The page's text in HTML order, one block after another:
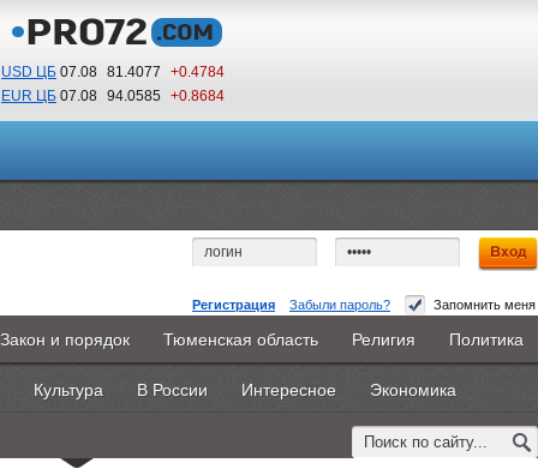
USD ЦБ 07.08 81.4077
+0.4784
EUR ЦБ 07.08 94.0585 +0.8684
19 38
По Гринвичу (GMT +5)
Регистрация Забыли пароль? Запомнить меня
Главная Новости Объявления КНИГИ ВестиNet
Каталоги 9PS Прочее
Закон и порядок Тюменская область Религия Политика
Культура В России Интересное Экономика
Доступ запрещен
Вы не имеете доступа к этой странице.
Возможно, Вам необходимо оформить подписку,
обратитесь к администрации сайта.